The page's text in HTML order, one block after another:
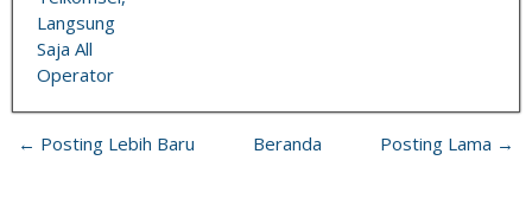
Langsung
Saja All
Operator
← Posting Lebih Baru Posting Lama →
Beranda